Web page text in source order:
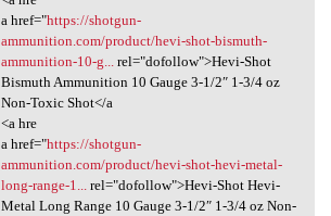
a href="https://shotgun-
ammunition.com/product/hevi-shot-bismuth-
ammunition-10-g...rel="dofollow">Hevi-Shot
Bismuth Ammunition 10 Gauge 3-1/2″ 1-3/4 oz
Non-Toxic Shot</a
<a hre
a href="https://shotgun-
ammunition.com/product/hevi-shot-hevi-metal-
long-range-1...rel="dofollow">Hevi-Shot Hevi-
Metal Long Range 10 Gauge 3-1/2″ 1-3/4 oz Non-